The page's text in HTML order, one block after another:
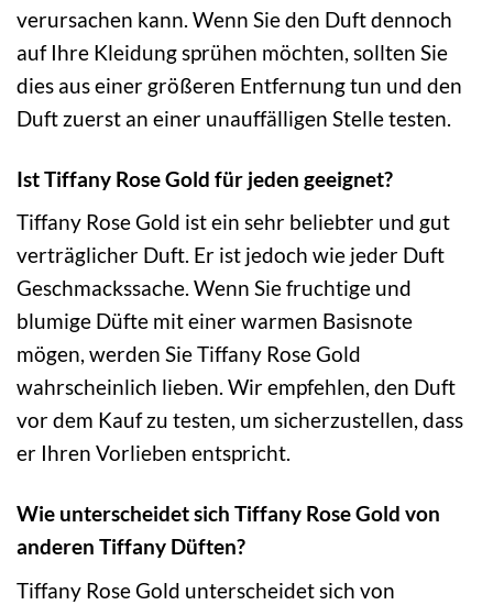
verursachen kann. Wenn Sie den Duft dennoch
auf Ihre Kleidung sprühen möchten, sollten Sie
dies aus einer größeren Entfernung tun und den
Duft zuerst an einer unauffälligen Stelle testen.
Ist Tiffany Rose Gold für jeden geeignet?
Tiffany Rose Gold ist ein sehr beliebter und gut
verträglicher Duft. Er ist jedoch wie jeder Duft
Geschmackssache. Wenn Sie fruchtige und
blumige Düfte mit einer warmen Basisnote
mögen, werden Sie Tiffany Rose Gold
wahrscheinlich lieben. Wir empfehlen, den Duft
vor dem Kauf zu testen, um sicherzustellen, dass
er Ihren Vorlieben entspricht.
Wie unterscheidet sich Tiffany Rose Gold von
anderen Tiffany Düften?
Tiffany Rose Gold unterscheidet sich von